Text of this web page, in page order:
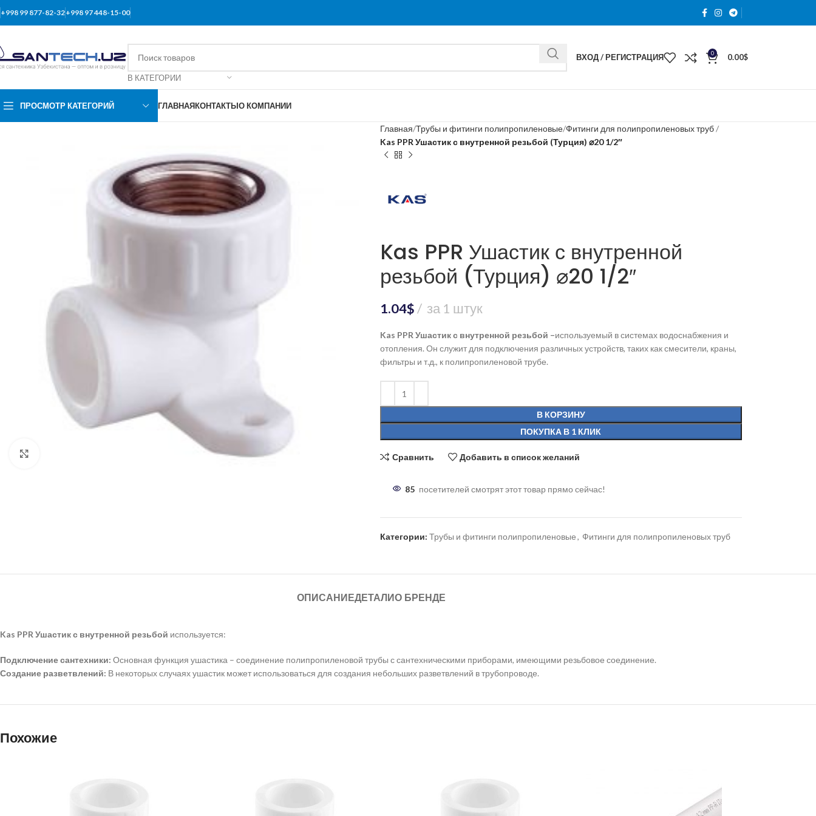
+998 99 877-82-32+998 97 448-15-00
В КАТЕГОРИИ
ВХОД / РЕГИСТРАЦИЯ 0 0.00$
ПРОСМОТР КАТЕГОРИЙ ГЛАВНАЯКОНТАКТЫО КОМПАНИИ
Главная Трубы и фитинги полипропиленовые Фитинги для полипропиленовых труб
Kas PPR Ушастик с внутренной резьбой (Турция) ⌀20 1/2″
Kas PPR Ушастик с внутренной
резьбой (Турция) ⌀20 1/2″
1.04$ за 1 штук
Kas PPR Ушастик с внутренной резьбой –используемый в системах водоснабжения и
отопления. Он служит для подключения различных устройств, таких как смесители, краны,
фильтры и т.д., к полипропиленовой трубе.
В КОРЗИНУ
ПОКУПКА В 1 КЛИК
Сравнить Добавить в список желаний
85 посетителей смотрят этот товар прямо сейчас!
Категории: Трубы и фитинги полипропиленовые, Фитинги для полипропиленовых труб
ОПИСАНИЕДЕТАЛИО БРЕНДЕ
Kas PPR Ушастик с внутренной резьбой используется:
Подключение сантехники: Основная функция ушастика – соединение полипропиленовой трубы с сантехническими приборами, имеющими резьбовое соединение.
Создание разветвлений: В некоторых случаях ушастик может использоваться для создания небольших разветвлений в трубопроводе.
Похожие